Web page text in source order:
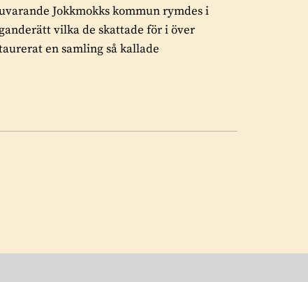
Jokkmokks kommun rymdes i
vilka de skattade för i över
en samling så kallade